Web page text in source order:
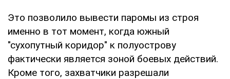
Это позволило вывести паромы из строя
именно в тот момент, когда южный
"сухопутный коридор" к полуострову
фактически является зоной боевых действий.
Кроме того, захватчики разрешали